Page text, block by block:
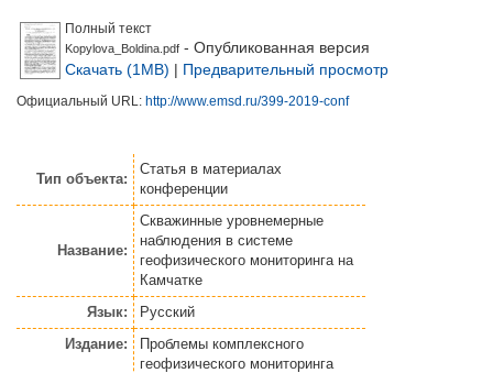
Полный текст
Kopylova_Boldina.pdf - Опубликованная версия
Скачать (1MB) | Предварительный просмотр
Официальный URL: http://www.emsd.ru/399-2019-conf
Тип объекта:
Статья в материалах
конференции
Название:
Скважинные уровнемерные
наблюдения в системе
геофизического мониторинга на
Камчатке
Язык:
Русский
Издание:
Проблемы комплексного
геофизического мониторинга